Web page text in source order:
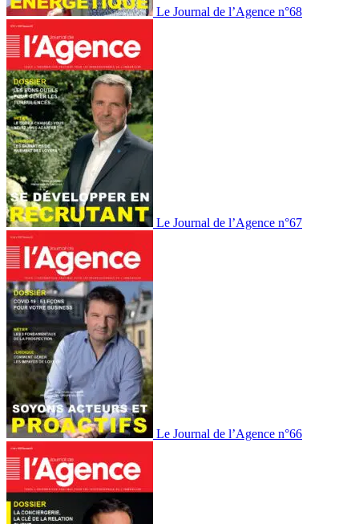
Le Journal de l’Agence n°68
Le Journal de l’Agence n°67
Le Journal de l’Agence n°66